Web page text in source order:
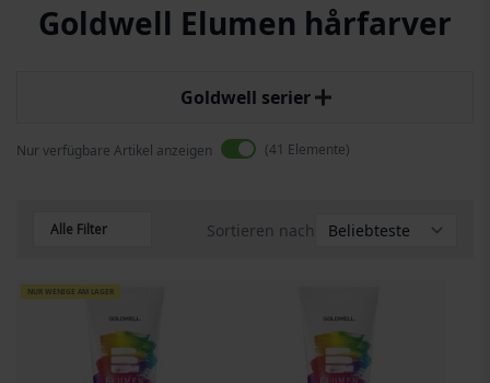
Goldwell Elumen hårfarver
Goldwell serier
Nur verfügbare Artikel anzeigen 41 Elemente
Alle Filter Sortieren nach
NUR WENIGE AM LAGER